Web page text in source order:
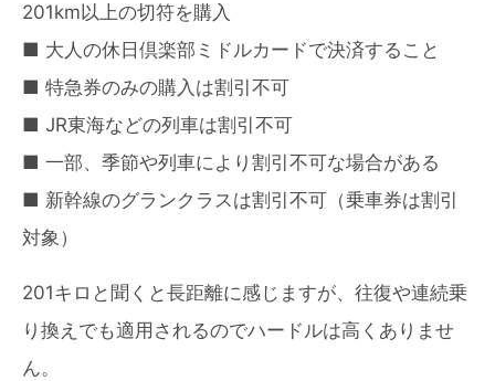
201km以上の切符を購入
■ 大人の休日倶楽部ミドルカードで決済すること
■ 特急券のみの購入は割引不可
■ JR東海などの列車は割引不可
■ 一部、季節や列車により割引不可な場合がある
■ 新幹線のグランクラスは割引不可（乗車券は割引
対象）
201キロと聞くと長距離に感じますが、往復や連続乗
り換えでも適用されるのでハードルは高くありませ
ん。